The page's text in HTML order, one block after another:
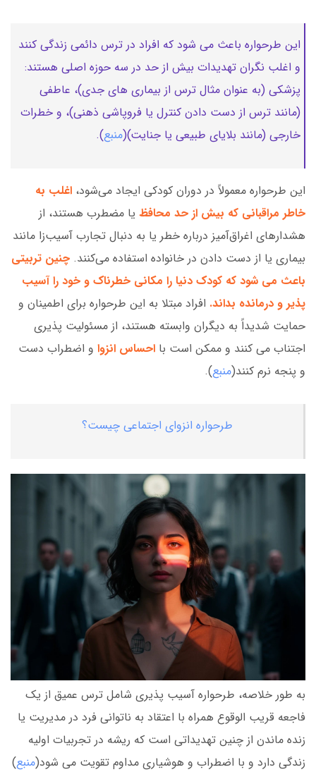
این طرحواره باعث می شود که افراد در ترس دائمی زندگی کنند
و اغلب نگران تهدیدات بیش از حد در سه حوزه اصلی هستند:
پزشکی (به عنوان مثال ترس از بیماری های جدی)، عاطفی
(مانند ترس از دست دادن کنترل یا فروپاشی ذهنی)، و خطرات
خارجی (مانند بلایای طبیعی یا جنایت)(منبع).
این طرحواره معمولاً در دوران کودکی ایجاد می‌شود، اغلب به
خاطر مراقبانی که بیش از حد محافظ یا مضطرب هستند، از
هشدارهای اغراق‌آمیز درباره خطر یا به دنبال تجارب آسیب‌زا مانند
بیماری یا از دست دادن در خانواده استفاده می‌کنند. چنین تربیتی
باعث می شود که کودک دنیا را مکانی خطرناک و خود را آسیب
پذیر و درمانده بداند. افراد مبتلا به این طرحواره برای اطمینان و
حمایت شدیداً به دیگران وابسته هستند، از مسئولیت پذیری
اجتناب می کنند و ممکن است با احساس انزوا و اضطراب دست
و پنجه نرم کنند(منبع).
طرحواره انزوای اجتماعی چیست؟
به طور خلاصه، طرحواره آسیب پذیری شامل ترس عمیق از یک
فاجعه قریب الوقوع همراه با اعتقاد به ناتوانی فرد در مدیریت یا
زنده ماندن از چنین تهدیداتی است که ریشه در تجربیات اولیه
زندگی دارد و با اضطراب و هوشیاری مداوم تقویت می شود(منبع)